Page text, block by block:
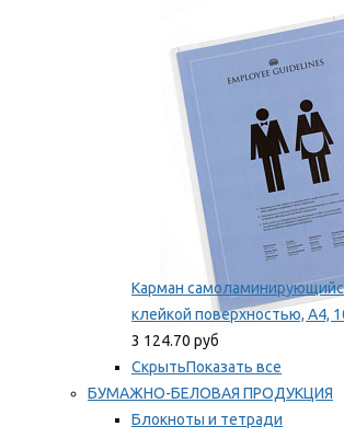
Таблички для
Мы рекомендуем
Карман
клейкой поверхностью, A4,
3 124.70 руб
СкрытьПоказать все
БУМАЖНО-БЕЛОВАЯ ПРОДУКЦИЯ
Блокноты и тетради